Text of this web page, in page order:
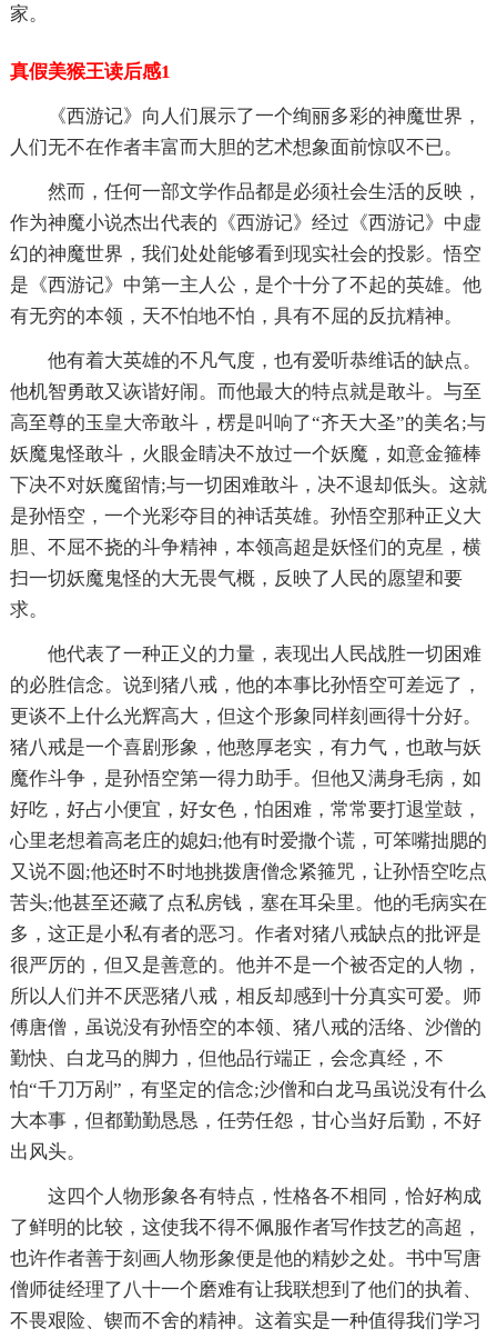
家。
真假美猴王读后感1
《西游记》向人们展示了一个绚丽多彩的神魔世界，
人们无不在作者丰富而大胆的艺术想象面前惊叹不已。
然而，任何一部文学作品都是必须社会生活的反映，
作为神魔小说杰出代表的《西游记》经过《西游记》中虚
幻的神魔世界，我们处处能够看到现实社会的投影。悟空
是《西游记》中第一主人公，是个十分了不起的英雄。他
有无穷的本领，天不怕地不怕，具有不屈的反抗精神。
他有着大英雄的不凡气度，也有爱听恭维话的缺点。
他机智勇敢又诙谐好闹。而他最大的特点就是敢斗。与至
高至尊的玉皇大帝敢斗，楞是叫响了“齐天大圣”的美名;与
妖魔鬼怪敢斗，火眼金睛决不放过一个妖魔，如意金箍棒
下决不对妖魔留情;与一切困难敢斗，决不退却低头。这就
是孙悟空，一个光彩夺目的神话英雄。孙悟空那种正义大
胆、不屈不挠的斗争精神，本领高超是妖怪们的克星，横
扫一切妖魔鬼怪的大无畏气概，反映了人民的愿望和要
求。
他代表了一种正义的力量，表现出人民战胜一切困难
的必胜信念。说到猪八戒，他的本事比孙悟空可差远了，
更谈不上什么光辉高大，但这个形象同样刻画得十分好。
猪八戒是一个喜剧形象，他憨厚老实，有力气，也敢与妖
魔作斗争，是孙悟空第一得力助手。但他又满身毛病，如
好吃，好占小便宜，好女色，怕困难，常常要打退堂鼓，
心里老想着高老庄的媳妇;他有时爱撒个谎，可笨嘴拙腮的
又说不圆;他还时不时地挑拨唐僧念紧箍咒，让孙悟空吃点
苦头;他甚至还藏了点私房钱，塞在耳朵里。他的毛病实在
多，这正是小私有者的恶习。作者对猪八戒缺点的批评是
很严厉的，但又是善意的。他并不是一个被否定的人物，
所以人们并不厌恶猪八戒，相反却感到十分真实可爱。师
傅唐僧，虽说没有孙悟空的本领、猪八戒的活络、沙僧的
勤快、白龙马的脚力，但他品行端正，会念真经，不
怕“千刀万剐”，有坚定的信念;沙僧和白龙马虽说没有什么
大本事，但都勤勤恳恳，任劳任怨，甘心当好后勤，不好
出风头。
这四个人物形象各有特点，性格各不相同，恰好构成
了鲜明的比较，这使我不得不佩服作者写作技艺的高超，
也许作者善于刻画人物形象便是他的精妙之处。书中写唐
僧师徒经理了八十一个磨难有让我联想到了他们的执着、
不畏艰险、锲而不舍的精神。这着实是一种值得我们学习